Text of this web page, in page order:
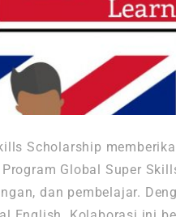
Scholarship
Global Super
dan pembelajar.